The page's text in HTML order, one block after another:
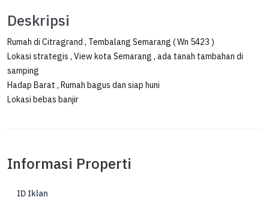
Deskripsi
Rumah di Citragrand , Tembalang Semarang ( Wn 5423 )
Lokasi strategis , View kota Semarang , ada tanah tambahan di
samping
Hadap Barat , Rumah bagus dan siap huni
Lokasi bebas banjir
Informasi Properti
ID Iklan